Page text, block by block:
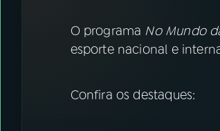
ACOMPANHE A RÁDIO NACIONAL
O programa No Mundo
esporte nacional e
Confira os destaques: